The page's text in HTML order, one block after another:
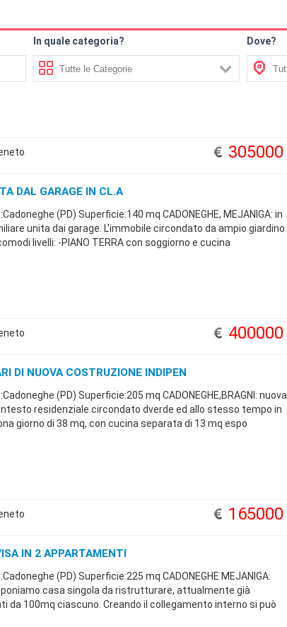
In quale categoria? Dove?
305000
DAL GARAGE IN CL.A
(PD) Superficie:140 mq CADONEGHE, MEJANIGA: in
unita dai garage. L'immobile circondato da ampio giardino
livelli: -PIANO TERRA con soggiorno e cucina
400000
DI NUOVA COSTRUZIONE INDIPEN
(PD) Superficie:205 mq CADONEGHE,BRAGNI: nuova
residenziale circondato dverde ed allo stesso tempo in
giorno di 38 mq, con cucina separata di 13 mq espo
165000
IN 2 APPARTAMENTI
(PD) Superficie:225 mq CADONEGHE MEJANIGA:
casa singola da ristrutturare, attualmente già
da 100mq ciascuno. Creando il collegamento interno si può